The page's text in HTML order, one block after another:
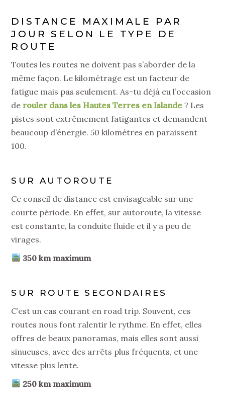
DISTANCE MAXIMALE PAR
JOUR SELON LE TYPE DE
ROUTE
Toutes les routes ne doivent pas s’aborder de la
même façon. Le kilométrage est un facteur de
fatigue mais pas seulement. As-tu déjà eu l’occasion
de rouler dans les Hautes Terres en Islande ? Les
pistes sont extrêmement fatigantes et demandent
beaucoup d’énergie. 50 kilomètres en paraissent
100.
SUR AUTOROUTE
Ce conseil de distance est envisageable sur une
courte période. En effet, sur autoroute, la vitesse
est constante, la conduite fluide et il y a peu de
virages.
350 km maximum
SUR ROUTE SECONDAIRES
C’est un cas courant en road trip. Souvent, ces
routes nous font ralentir le rythme. En effet, elles
offres de beaux panoramas, mais elles sont aussi
sinueuses, avec des arrêts plus fréquents, et une
vitesse plus lente.
250 km maximum